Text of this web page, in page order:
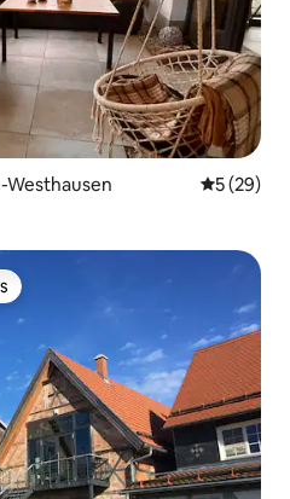
Westhausen
5 (29)
plus appréciés